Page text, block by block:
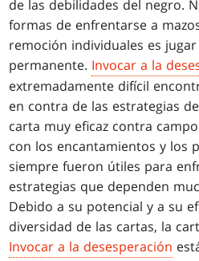
de las debilidades del negro.
formas de enfrentarse a
remoción individuales es
permanente. Invocar a la
extremadamente difícil
en contra de las estrategias
carta muy eficaz contra
con los encantamientos y los
siempre fueron útiles para
estrategias que dependen
Debido a su potencial y a su
diversidad de las cartas, la
Invocar a la desesperación